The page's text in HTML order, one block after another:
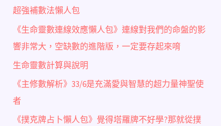
超強補數法懶人包
《生命靈數連線效應懶人包》連線對我們的命盤的影
響非常大，空缺數的進階版，一定要存起來唷
生命靈數計算與說明
《主修數解析》33/6是充滿愛與智慧的超力量神聖使
者
《撲克牌占卜懶人包》覺得塔羅牌不好學?那就從撲